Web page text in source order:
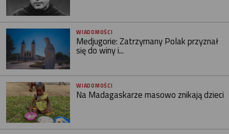
WIADOMOŚCI
Medjugorie: Zatrzymany Polak przyznał
się do winy i...
WIADOMOŚCI
Na Madagaskarze masowo znikają dzieci